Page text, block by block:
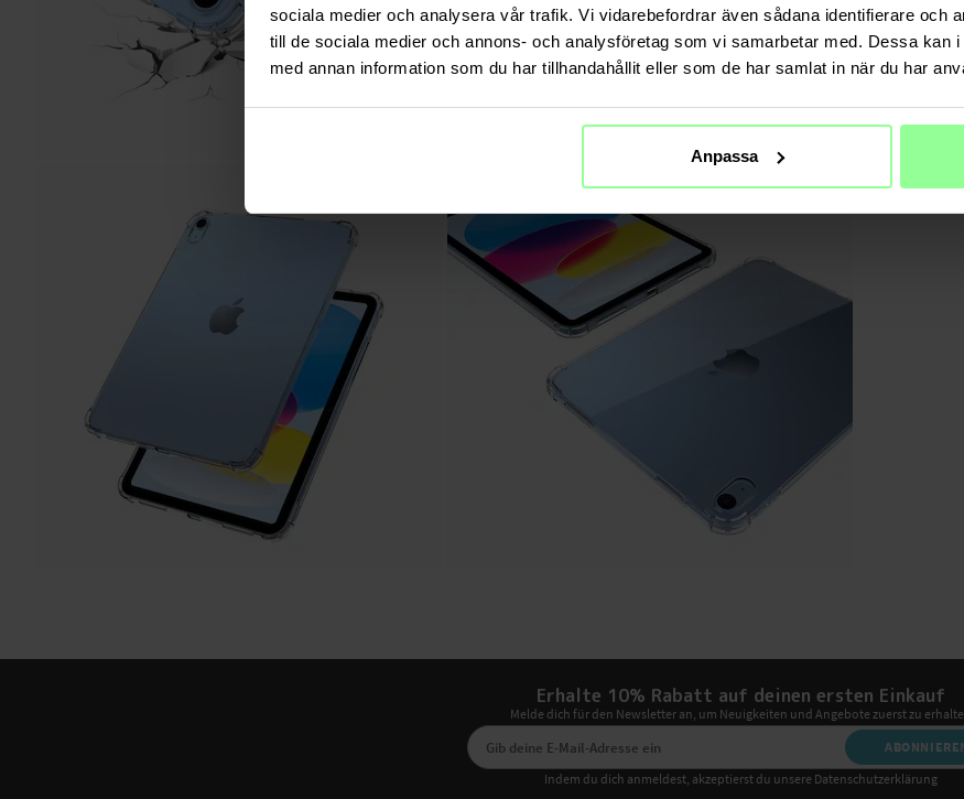
sociala medier och analysera vår trafik. Vi vidarebefordrar även sådana identifierare och
till de sociala medier och annons- och analysföretag som vi samarbetar med. Dessa kan
med annan information som du har tillhandahållit eller som de har samlat in när du har
Anpassa
Erhalte 10% Rabatt auf deinen ersten Einkauf
Melde dich für den Newsletter an, um Neuigkeiten und Angebote zuerst zu
Indem du dich anmeldest, akzeptierst du unsere Datenschutzerklärung